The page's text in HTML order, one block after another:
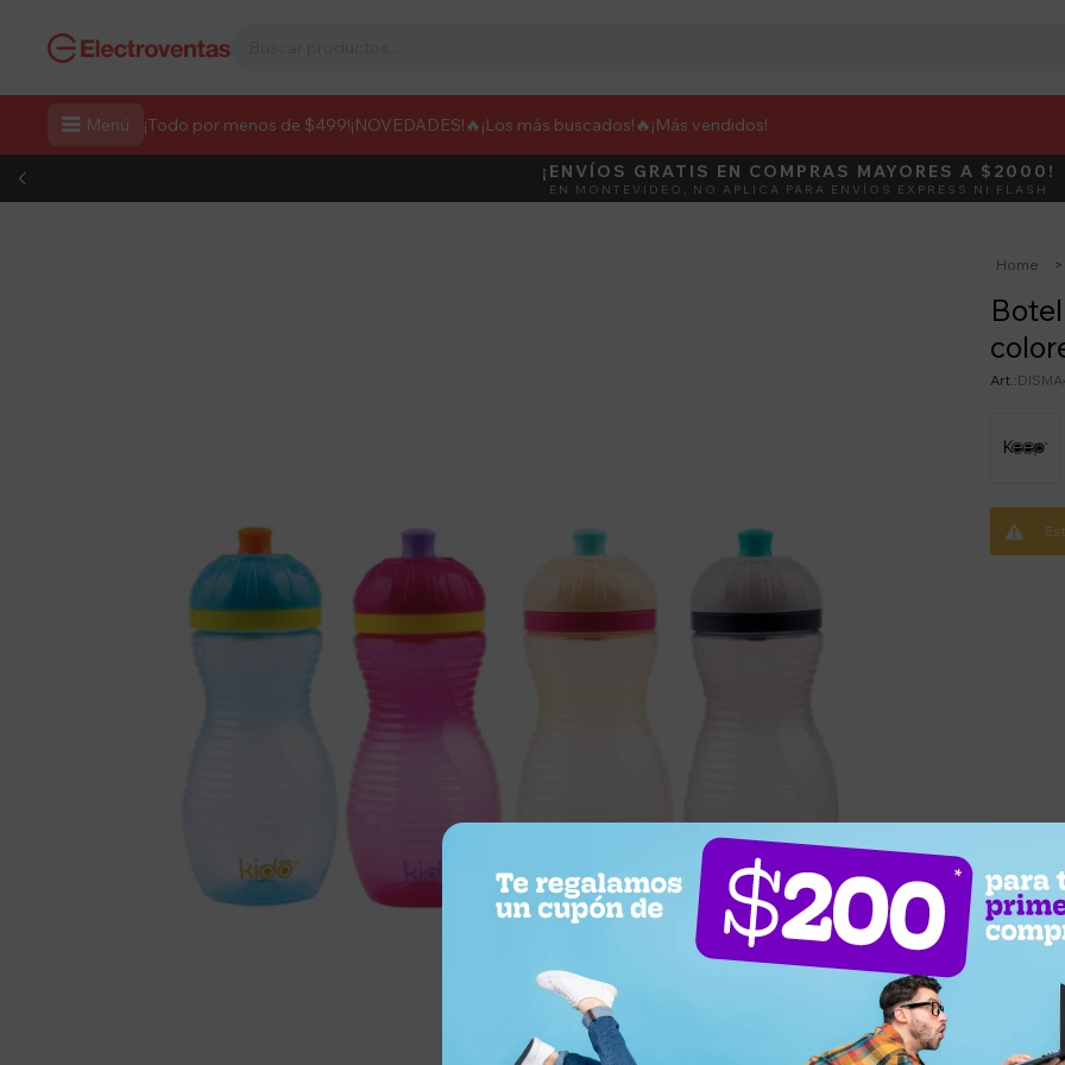
 Menú ¡Todo por menos de $499!¡NOVEDADES! 🔥¡Los más buscados!🔥 ¡Más vendidos!
DEBUT ACTIVÁ
¡ENVÍOS GRATIS EN COMPRAS MAYORES A $2000!
EN MONTEVIDEO, NO APLICA PARA ENVÍOS EXPRESS NI FLASH
Home